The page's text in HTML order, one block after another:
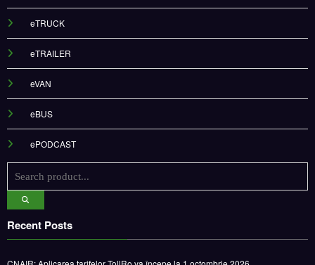
eTRUCK
eTRAILER
eVAN
eBUS
ePODCAST
Recent Posts